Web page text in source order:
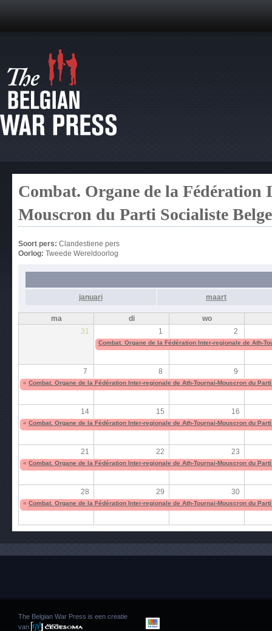
Combat. Organe de la
Mouscron du Parti Socialiste
Soort pers: Clandestiene pers
Oorlog: Tweede Wereldoorlog
januari maart
ma di
wo
31
1 2
Combat. Organe de la Fédération Inter-regionale de Ath-
7 8 9
« Combat. Organe de la Fédération Inter-regionale de Ath-Tournai-Mouscron du
14 15 16
« Combat. Organe de la Fédération Inter-regionale de Ath-Tournai-Mouscron du
21 22 23
« Combat. Organe de la Fédération Inter-regionale de Ath-Tournai-Mouscron du
28 29 30
« Combat. Organe de la Fédération Inter-regionale de Ath-Tournai-Mouscron du
The Belgian War Press is een creatie
van